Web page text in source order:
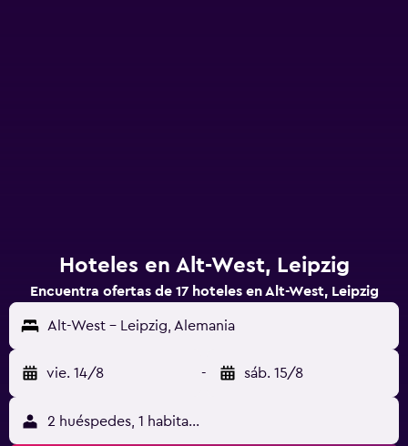
Hoteles en Alt-West, Leipzig
Encuentra ofertas de 17 hoteles en Alt-West, Leipzig
Alt-West - Leipzig, Alemania
vie. 14/8 - sáb. 15/8
2 huéspedes, 1 habitación